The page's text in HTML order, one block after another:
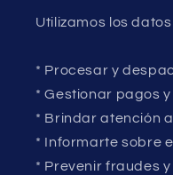
Utilizamos los
* Procesar y
* Gestionar pagos
* Brindar atención
* Informarte sobre
* Prevenir fraudes